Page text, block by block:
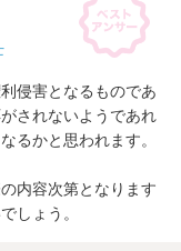
侵害となるものであ
されないようであれ
るかと思われます。
内容次第となります
しょう。